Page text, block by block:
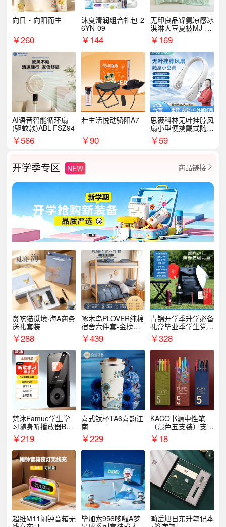
向日・向阳而生
￥260
沐夏清润组合礼包-2
6YN-09
￥144
无印良品锦氨凉感冰
淇淋大豆夏被MJ-B2
025-0193
￥169
AI语音智能循环扇
(驱蚊款)ABL-FSZ94
￥566
若生活悦动骄阳A7
￥90
思薇科林无叶挂脖风
扇小型便携戴式随身
挂脖子降温神器
￥59
开学季专区 NEW 商品链接 
贪吃猫觅境·海A商务
送礼套装
￥288
啄木鸟PLOVER纯棉
宿舍六件套-金榜题
名
￥439
青锦开学季升学必备
礼盒毕业季学生党户
外出行备考装备礼品
￥328
梵沐Famue学生学
习随身听播放器BL1
5（64G）
￥219
喜式钛杯TA6喜韵江
南
￥229
KACO书源中性笔
（混色五支装）支持
logo定制
￥18
超维M11闹钟音箱无 毕加索956哆啦A梦
瀚岳旭日东升笔记本